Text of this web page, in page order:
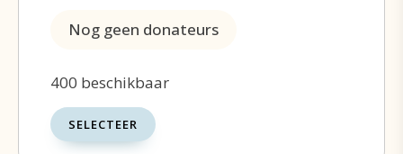
verbroederen bij een maaltijd of om cadeau te
kloosterbeleving toewenst. Een uniek cadeau,
want dit bier is in
geproduceerd.
Nog geen donateurs
400 beschikbaar
SELECTEER